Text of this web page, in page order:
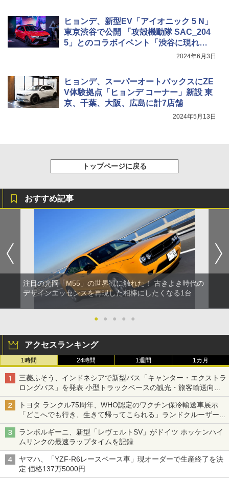
ヒョンデ、新型EV「アイオニック 5 N」
東京渋谷で公開 「攻殻機動隊 SAC_204
5」とのコラボイベント「渋谷に現れ
2024年6月3日
ヒョンデ、スーパーオートバックスにZE
V体験拠点「ヒョンデ コーナー」新設 東
京、千葉、大阪、広島に計7店舗
2024年5月13日
トップページに戻る
おすすめ記事
注目の光岡「M55」の世界観に触れた！ 古きよき時代の
デザインエッセンスを再現した相棒にしたくなる1台
● ● ● ● ●
アクセスランキング
1時間 24時間 1週間 1カ月
三菱ふそう、インドネシアで新型バス「キャンター・エクストラ
ロングバス」を発表 小型トラックベースの観光・旅客輸送向け
バス
トヨタ ランクル75周年、WHO認定のワクチン保冷輸送車展示
「どこへでも行き、生きて帰ってこられる」ランドクルーザーで
命をつなぐ
ランボルギーニ、新型「レヴェルトSV」がドイツ ホッケンハイ
ムリンクの最速ラップタイムを記録
ヤマハ、「YZF-R6レースベース車」現オーダーで生産終了を決
定 価格137万5000円